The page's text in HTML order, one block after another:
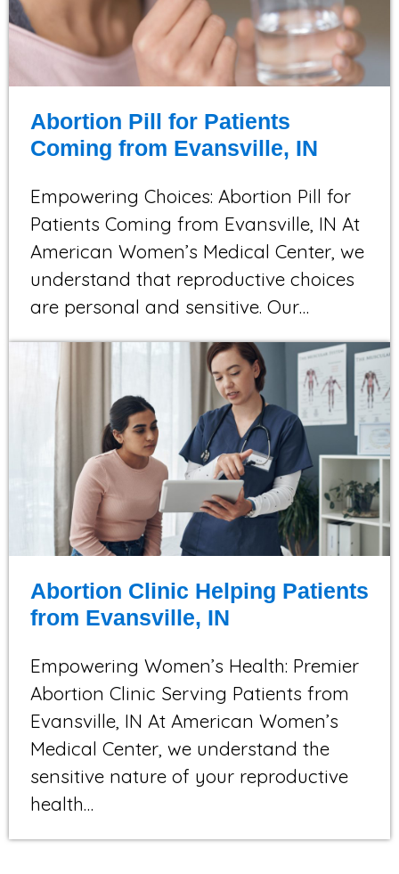
Abortion Pill for Patients
Coming from Evansville, IN
Empowering Choices: Abortion Pill for
Patients Coming from Evansville, IN At
American Women’s Medical Center, we
understand that reproductive choices
are personal and sensitive. Our…
Abortion Clinic Helping Patients
from Evansville, IN
Empowering Women’s Health: Premier
Abortion Clinic Serving Patients from
Evansville, IN At American Women’s
Medical Center, we understand the
sensitive nature of your reproductive
health…